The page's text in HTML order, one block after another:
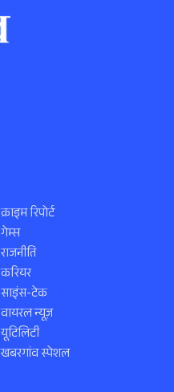
क्राइम रिपोर्ट
गेम्स
राजनीति
करियर
साइंस-टेक
वायरल न्यूज़
यूटिलिटी
खबरगांव स्पेशल